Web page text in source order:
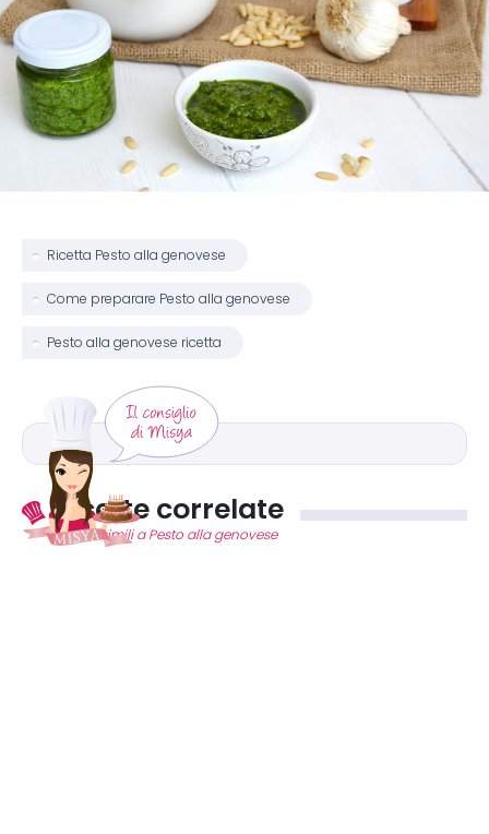
Ricetta Pesto alla genovese
Come preparare Pesto alla genovese
Pesto alla genovese ricetta
Ricette correlate
Ricette simili a Pesto alla genovese